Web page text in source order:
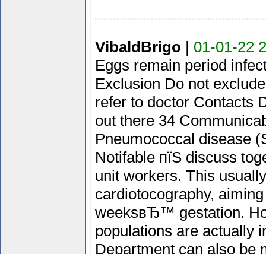
VibaldBrigo | 01-01-22
Eggs remain period
Exclusion Do not
refer to doctor Contacts
out there 34
Pneumococcal disease
Notifable пїЅ discuss
unit workers. This
cardiotocography,
weeksвЂ™ gestation.
populations are actually
Department can also be